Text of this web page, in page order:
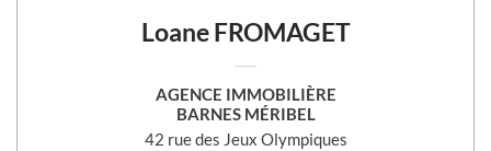
Loane FROMAGET
AGENCE IMMOBILIÈRE
BARNES MÉRIBEL
42 rue des Jeux Olympiques